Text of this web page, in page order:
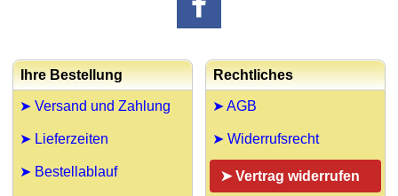
Ihre Bestellung
➤ Versand und Zahlung
➤ Lieferzeiten
➤ Bestellablauf
Rechtliches
➤ AGB
➤ Widerrufsrecht
➤ Vertrag widerrufen